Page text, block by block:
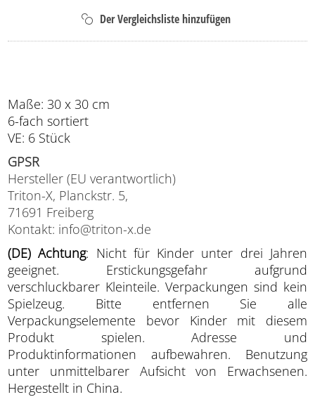
Maße: 30 x 30 cm
6-fach sortiert
VE: 6 Stück
GPSR
Hersteller (EU verantwortlich)
Triton-X, Planckstr. 5,
71691 Freiberg
Kontakt: info@triton-x.de
(DE) Achtung: Nicht für Kinder unter drei Jahren
geeignet. Erstickungsgefahr aufgrund
verschluckbarer Kleinteile. Verpackungen sind kein
Spielzeug. Bitte entfernen Sie alle
Verpackungselemente bevor Kinder mit diesem
Produkt spielen. Adresse und
Produktinformationen aufbewahren. Benutzung
unter unmittelbarer Aufsicht von Erwachsenen.
Hergestellt in China.